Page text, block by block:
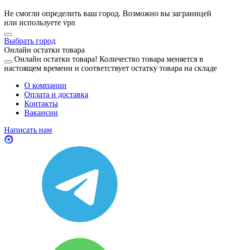
Не смогли определить ваш город. Возможно вы заграницей
или используете vpn
Выбрать город
Онлайн остатки товара
Онлайн остатки товара! Количество товара меняется в
настоящем времени и соответствует остатку товара на складе
О компании
Оплата и доставка
Контакты
Вакансии
Написать нам